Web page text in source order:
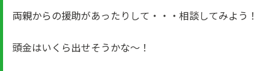
両親からの援助があったりして・・・相談してみよう！
頭金はいくら出せそうかな～！